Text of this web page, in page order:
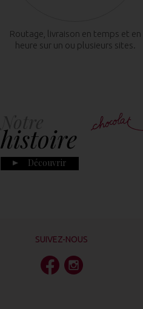
Routage, livraison en temps et en
heure sur un ou plusieurs sites.
histoire
Découvrir
SUIVEZ-NOUS